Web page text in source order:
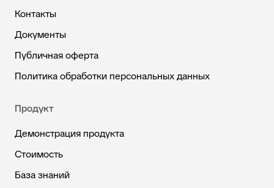
Контакты
Документы
Публичная оферта
Политика обработки персональных данных
Продукт
Демонстрация продукта
Стоимость
База знаний